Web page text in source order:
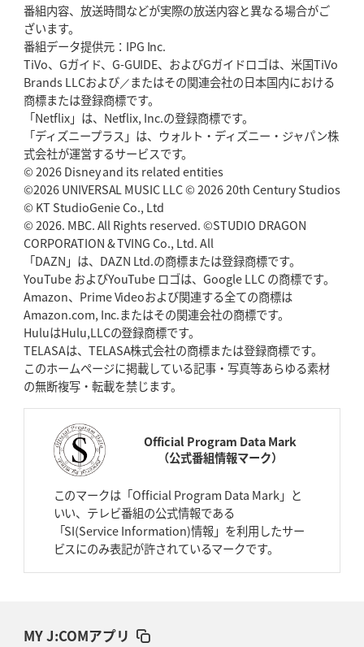
番組内容、放送時間などが実際の放送内容と異なる場合がご
ざいます。
番組データ提供元：IPG Inc.
TiVo、Gガイド、G-GUIDE、およびGガイドロゴは、米国TiVo
Brands LLCおよび／またはその関連会社の日本国内における
商標または登録商標です。
「Netflix」は、Netflix, Inc.の登録商標です。
「ディズニープラス」は、ウォルト・ディズニー・ジャパン株
式会社が運営するサービスです。
© 2026 Disney and its related entities
©2026 UNIVERSAL MUSIC LLC © 2026 20th Century Studios
© KT StudioGenie Co., Ltd
© 2026. MBC. All Rights reserved. ©STUDIO DRAGON
CORPORATION & TVING Co., Ltd. All
「DAZN」は、DAZN Ltd.の商標または登録商標です。
YouTube およびYouTube ロゴは、Google LLC の商標です。
Amazon、Prime Videoおよび関連する全ての商標は
Amazon.com, Inc.またはその関連会社の商標です。
HuluはHulu,LLCの登録商標です。
TELASAは、TELASA株式会社の商標または登録商標です。
このホームページに掲載している記事・写真等あらゆる素材
の無断複写・転載を禁じます。
Official Program Data Mark
（公式番組情報マーク）
このマークは「Official Program Data Mark」と
いい、テレビ番組の公式情報である
「SI(Service Information)情報」を利用したサー
ビスにのみ表記が許されているマークです。
MY J:COMアプリ